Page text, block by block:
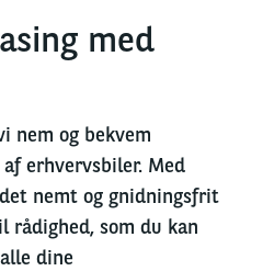
med
nem og bekvem
erhvervsbiler. Med
nemt og gnidningsfrit
som du kan
dine